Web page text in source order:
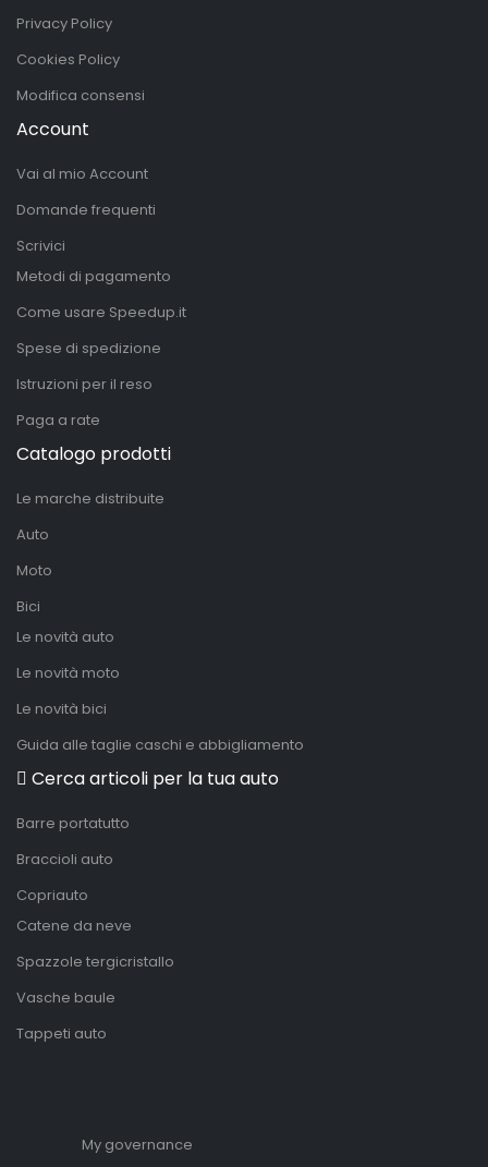
Privacy Policy
Cookies Policy
Modifica consensi
Account
Vai al mio Account
Domande frequenti
Scrivici
Metodi di pagamento
Come usare Speedup.it
Spese di spedizione
Istruzioni per il reso
Paga a rate
Catalogo prodotti
Le marche distribuite
Auto
Moto
Bici
Le novità auto
Le novità moto
Le novità bici
Guida alle taglie caschi e abbigliamento
Cerca articoli per la tua auto
Barre portatutto
Braccioli auto
Copriauto
Catene da neve
Spazzole tergicristallo
Vasche baule
Tappeti auto
My governance